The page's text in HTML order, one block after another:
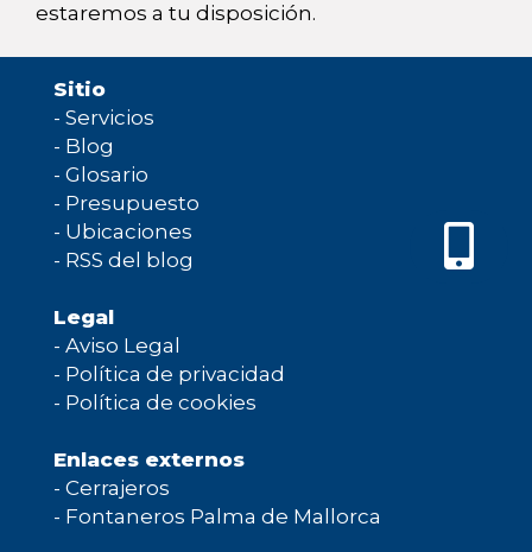
estaremos a tu disposición.
Sitio
- Servicios
- Blog
- Glosario
- Presupuesto
- Ubicaciones
- RSS del blog
Legal
- Aviso Legal
- Política de privacidad
- Política de cookies
Enlaces externos
- Cerrajeros
- Fontaneros Palma de Mallorca